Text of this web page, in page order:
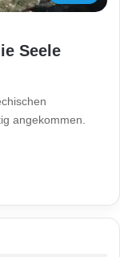
Seele
angekommen.